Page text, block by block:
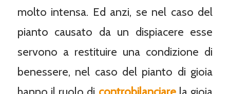
molto intensa. Ed anzi, se nel caso del
pianto causato da un dispiacere esse
servono a restituire una condizione di
benessere, nel caso del pianto di gioia